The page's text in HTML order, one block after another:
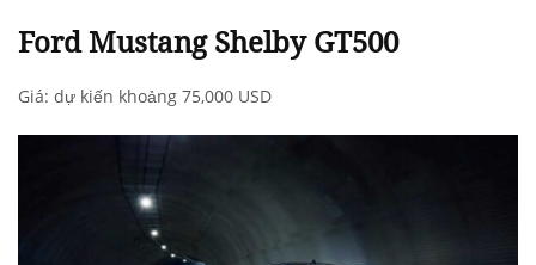
Ford Mustang Shelby GT500
Giá: dự kiến khoảng 75,000 USD